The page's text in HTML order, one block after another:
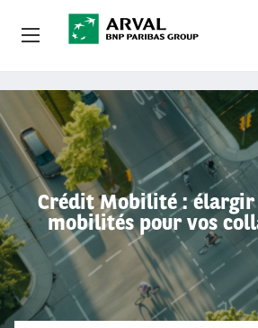
Aller au contenu principal
Crédit Mobilité : élargir
mobilités pour vos
OFFRES
BESOINS ET SOLUTIONS
MOBILITÉS DURABLES
CONSEILS & EXPERTISES
CONTACTS